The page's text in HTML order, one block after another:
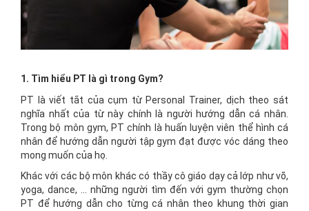
1. Tìm hiểu PT là gì trong Gym?
PT là viết tắt của cụm từ Personal Trainer, dịch theo sát
nghĩa nhất của từ này chính là người hướng dẫn cá nhân.
Trong bộ môn gym, PT chính là huấn luyện viên thể hình cá
nhân để hướng dẫn người tập gym đạt được vóc dáng theo
mong muốn của họ.
Khác với các bộ môn khác có thầy cô giáo dạy cả lớp như võ,
yoga, dance, … những người tìm đến với gym thường chọn
PT để hướng dẫn cho từng cá nhân theo khung thời gian